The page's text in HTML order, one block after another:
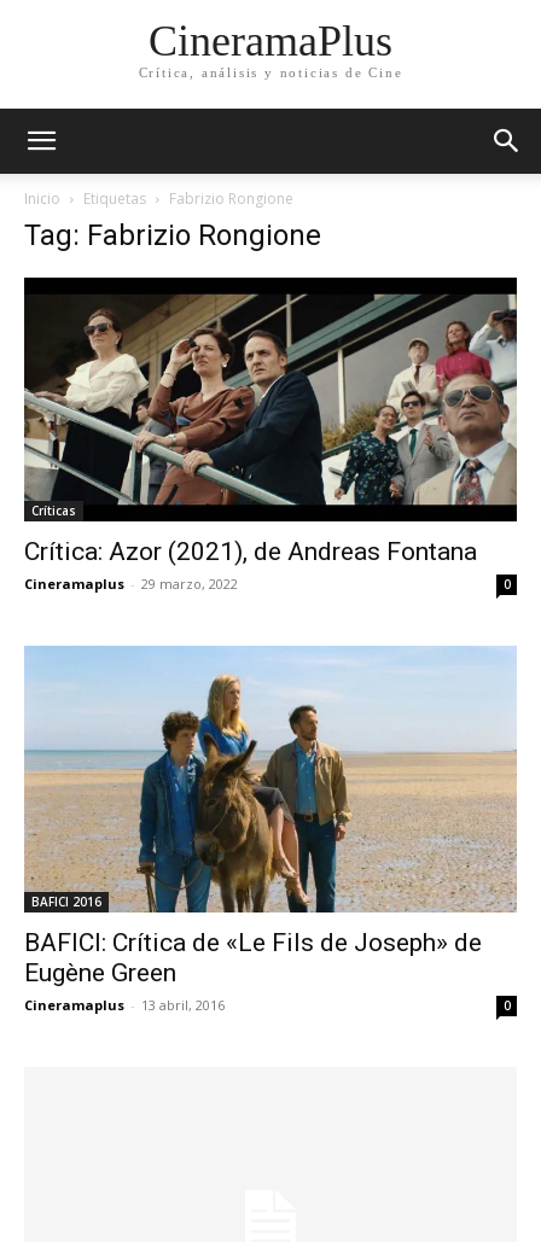
CineramaPlus
Crítica, análisis y noticias de Cine
Inicio Etiquetas Fabrizio Rongione
Tag: Fabrizio Rongione
Críticas
Crítica: Azor (2021), de Andreas Fontana
Cineramaplus - 29 marzo, 2022 0
BAFICI 2016
BAFICI: Crítica de «Le Fils de Joseph» de
Eugène Green
Cineramaplus - 13 abril, 2016 0